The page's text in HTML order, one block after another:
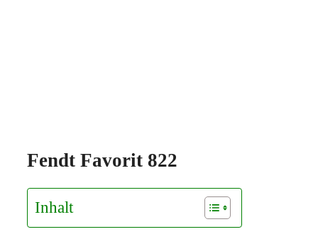
Fendt Favorit 822
Inhalt